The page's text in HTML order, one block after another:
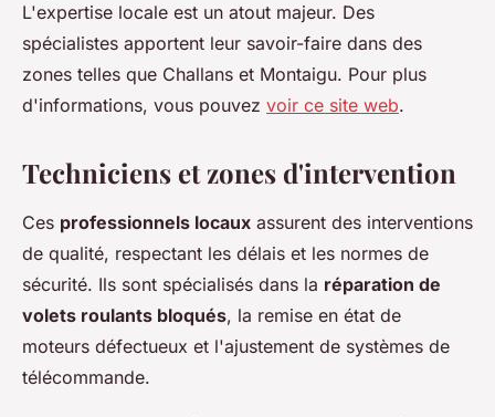
L'expertise locale est un atout majeur. Des
spécialistes apportent leur savoir-faire dans des
zones telles que Challans et Montaigu. Pour plus
d'informations, vous pouvez voir ce site web.
Techniciens et zones d'intervention
Ces professionnels locaux assurent des interventions
de qualité, respectant les délais et les normes de
sécurité. Ils sont spécialisés dans la réparation de
volets roulants bloqués, la remise en état de
moteurs défectueux et l'ajustement de systèmes de
télécommande.